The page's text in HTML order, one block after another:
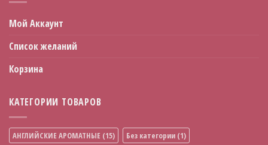
Мой Аккаунт
Список желаний
Корзина
КАТЕГОРИИ ТОВАРОВ
АНГЛИЙСКИЕ АРОМАТНЫЕ (15) Без категории (1)